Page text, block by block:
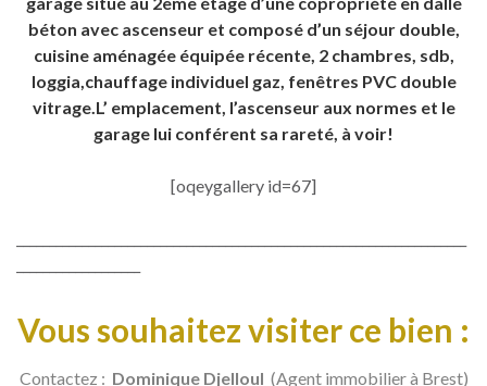
béton avec ascenseur et composé d’un séjour double,
cuisine aménagée équipée récente, 2 chambres, sdb,
loggia,chauffage individuel gaz, fenêtres PVC double
vitrage.L’ emplacement, l’ascenseur aux normes et le
garage lui conférent sa rareté, à voir!
[oqeygallery id=67]
Vous souhaitez visiter ce bien :
Contactez : Dominique Djelloul (Agent immobilier à Brest)